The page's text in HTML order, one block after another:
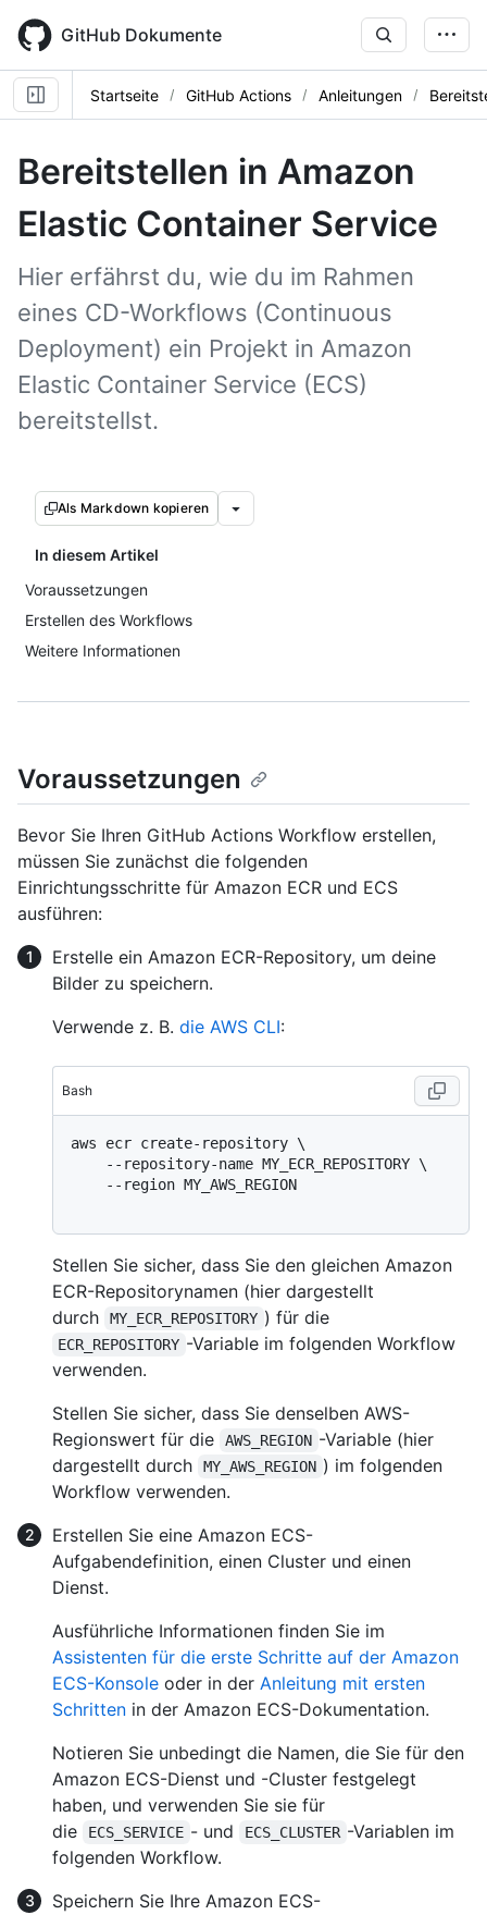
main
content
GitHub Dokumente
Startseite GitHub Actions Anleitungen
Bereitstellen in Amazon
Elastic Container Service
Hier erfährst du, wie du im Rahmen
eines CD-Workflows (Continuous
Deployment) ein Projekt in Amazon
Elastic Container Service (ECS)
bereitstellst.
Als Markdown kopieren
In diesem Artikel
Voraussetzungen
Erstellen des Workflows
Weitere Informationen
Voraussetzungen
Bevor Sie Ihren GitHub Actions Workflow erstellen,
müssen Sie zunächst die folgenden
Einrichtungsschritte für Amazon ECR und ECS
ausführen:
Erstelle ein Amazon ECR-Repository, um deine
Bilder zu speichern.
Verwende z. B. die AWS CLI:
Bash
aws ecr create-repository \
Stellen Sie sicher, dass Sie den gleichen Amazon
ECR-Repositorynamen (hier dargestellt
durch
MY_ECR_REPOSITORY ) für die
ECR_REPOSITORY -Variable im folgenden Workflow
verwenden.
Stellen Sie sicher, dass Sie denselben AWS-
Regionswert für die
AWS_REGION -Variable (hier
dargestellt durch
MY_AWS_REGION ) im folgenden
Workflow verwenden.
Erstellen Sie eine Amazon ECS-
Aufgabendefinition, einen Cluster und einen
Dienst.
Ausführliche Informationen finden Sie im
Assistenten für die erste Schritte auf der Amazon
ECS-Konsole oder in der Anleitung mit ersten
Schritten in der Amazon ECS-Dokumentation.
Notieren Sie unbedingt die Namen, die Sie für den
Amazon ECS-Dienst und -Cluster festgelegt
haben, und verwenden Sie sie für
die
ECS_SERVICE - und ECS_CLUSTER -Variablen im
folgenden Workflow.
Speichern Sie Ihre Amazon ECS-